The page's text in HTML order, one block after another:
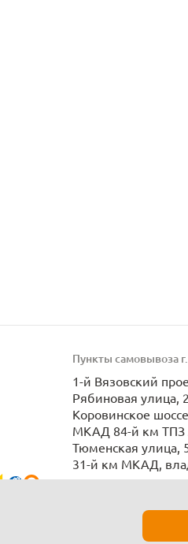
Пункты самовывоза
1-й Вязовский
Рябиновая улица,
Коровинское
МКАД 84-й км ТПЗ
Тюменская улица,
31-й км МКАД,